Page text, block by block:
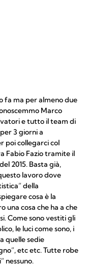
fa ma per almeno due
Marco
e tutto il team di
3 giorni a
poi collegarci col
Fabio Fazio tramite il
2015. Basta già,
lavoro dove
della
cosa è la
una cosa che ha a che
Come sono vestiti gli
le luci come sono, i
quelle sedie
etc etc. Tutte robe
nessuno.